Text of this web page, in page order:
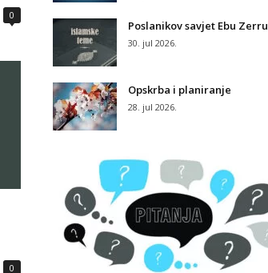
0
0
Poslanikov savjet Ebu Zerru
30. jul 2026.
Opskrba i planiranje
28. jul 2026.